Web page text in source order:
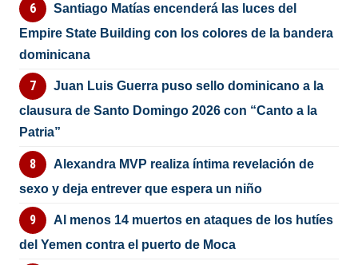
Santiago Matías encenderá las luces del
Empire State Building con los colores de la bandera
dominicana
Juan Luis Guerra puso sello dominicano a la
clausura de Santo Domingo 2026 con “Canto a la
Patria”
Alexandra MVP realiza íntima revelación de
sexo y deja entrever que espera un niño
Al menos 14 muertos en ataques de los hutíes
del Yemen contra el puerto de Moca